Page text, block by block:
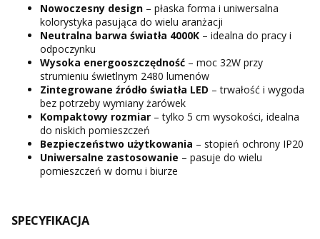
Nowoczesny design – płaska forma i uniwersalna
kolorystyka pasująca do wielu aranżacji
Neutralna barwa światła 4000K – idealna do pracy i
odpoczynku
Wysoka energooszczędność – moc 32W przy
strumieniu świetlnym 2480 lumenów
Zintegrowane źródło światła LED – trwałość i wygoda
bez potrzeby wymiany żarówek
Kompaktowy rozmiar – tylko 5 cm wysokości, idealna
do niskich pomieszczeń
Bezpieczeństwo użytkowania – stopień ochrony IP20
Uniwersalne zastosowanie – pasuje do wielu
pomieszczeń w domu i biurze
SPECYFIKACJA